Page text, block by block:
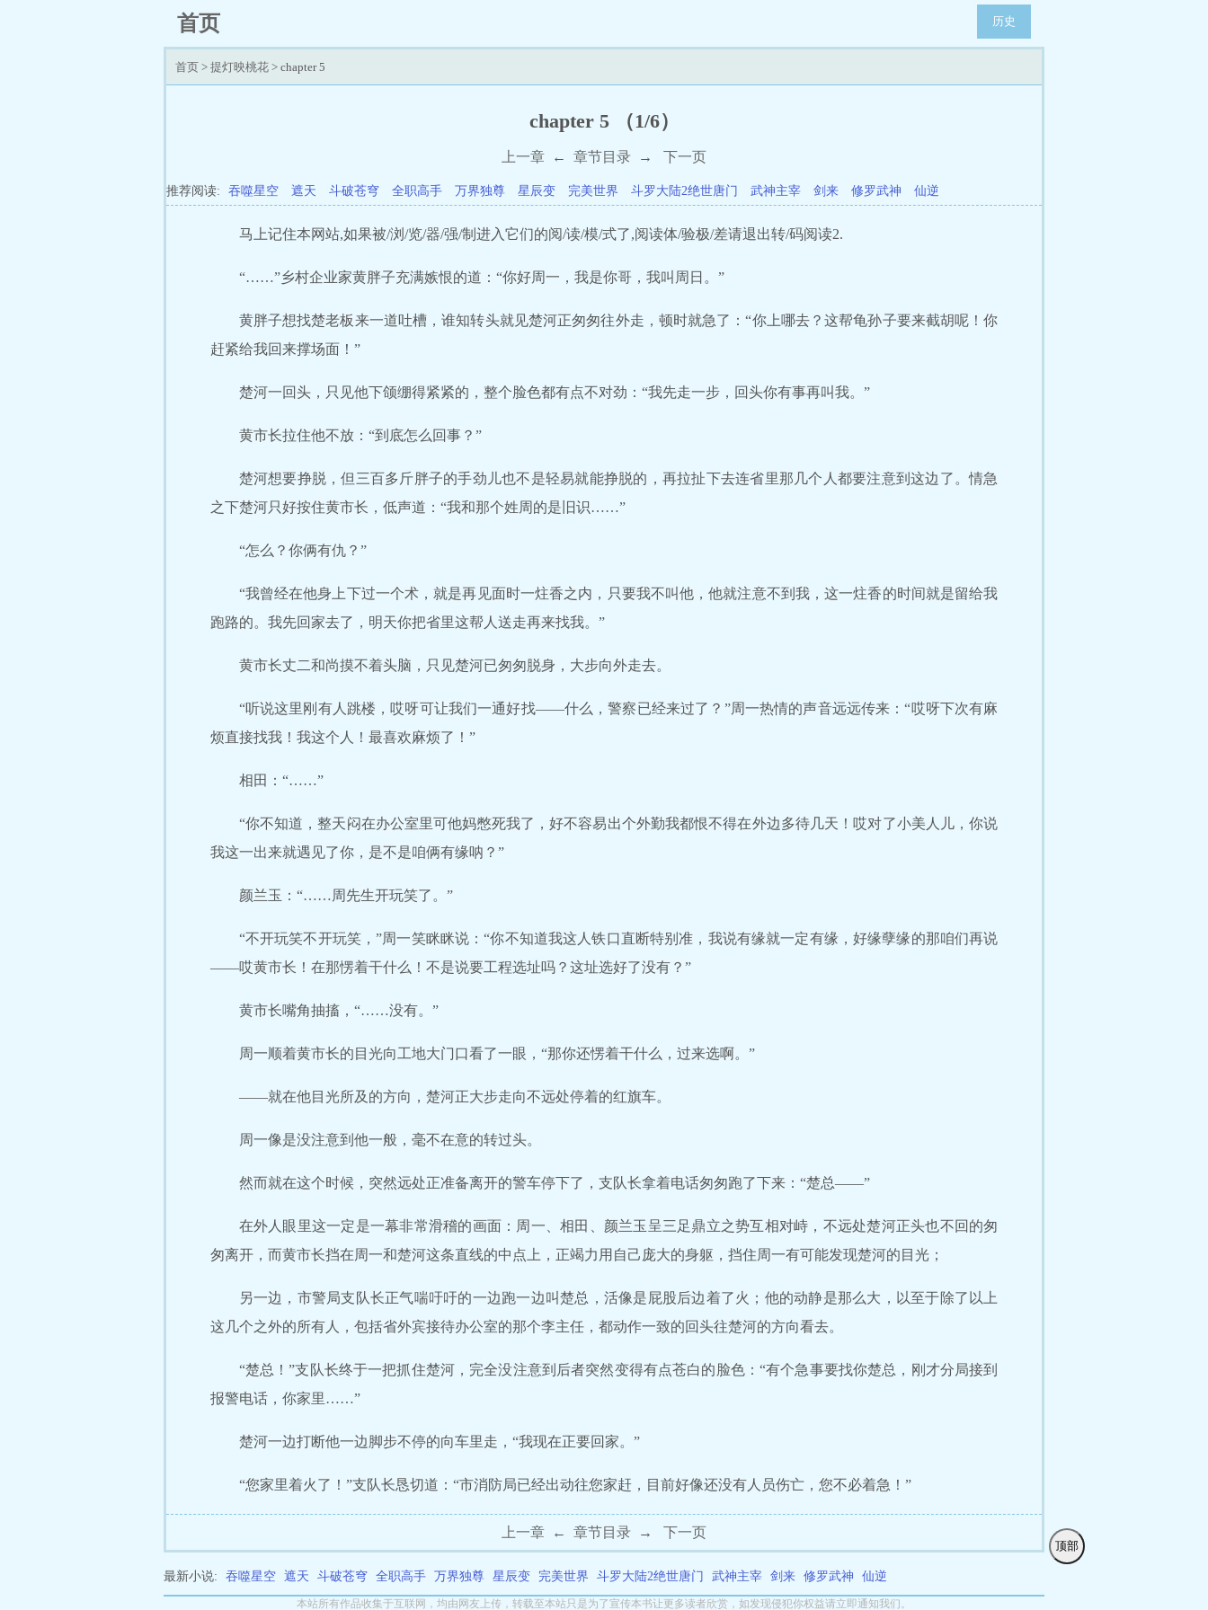
首页 历史
首页 > 提灯映桃花 > chapter 5
chapter 5 （1/6）
上一章 ← 章节目录 → 下一页
推荐阅读: 吞噬星空 遮天 斗破苍穹 全职高手 万界独尊 星辰变 完美世界 斗罗大陆2绝世唐门 武神主宰 剑来 修罗武神 仙逆
马上记住本网站,如果被/浏/览/器/强/制进入它们的阅/读/模/式了,阅读体/验极/差请退出转/码阅读2.
“……”乡村企业家黄胖子充满嫉恨的道：“你好周一，我是你哥，我叫周日。”
黄胖子想找楚老板来一道吐槽，谁知转头就见楚河正匆匆往外走，顿时就急了：“你上哪去？这帮龟孙子要来截胡呢！你
赶紧给我回来撑场面！”
楚河一回头，只见他下颌绷得紧紧的，整个脸色都有点不对劲：“我先走一步，回头你有事再叫我。”
黄市长拉住他不放：“到底怎么回事？”
楚河想要挣脱，但三百多斤胖子的手劲儿也不是轻易就能挣脱的，再拉扯下去连省里那几个人都要注意到这边了。情急
之下楚河只好按住黄市长，低声道：“我和那个姓周的是旧识……”
“怎么？你俩有仇？”
“我曾经在他身上下过一个术，就是再见面时一炷香之内，只要我不叫他，他就注意不到我，这一炷香的时间就是留给我
跑路的。我先回家去了，明天你把省里这帮人送走再来找我。”
黄市长丈二和尚摸不着头脑，只见楚河已匆匆脱身，大步向外走去。
“听说这里刚有人跳楼，哎呀可让我们一通好找——什么，警察已经来过了？”周一热情的声音远远传来：“哎呀下次有麻
烦直接找我！我这个人！最喜欢麻烦了！”
相田：“……”
“你不知道，整天闷在办公室里可他妈憋死我了，好不容易出个外勤我都恨不得在外边多待几天！哎对了小美人儿，你说
我这一出来就遇见了你，是不是咱俩有缘呐？”
颜兰玉：“……周先生开玩笑了。”
“不开玩笑不开玩笑，”周一笑眯眯说：“你不知道我这人铁口直断特别准，我说有缘就一定有缘，好缘孽缘的那咱们再说
——哎黄市长！在那愣着干什么！不是说要工程选址吗？这址选好了没有？”
黄市长嘴角抽搐，“……没有。”
周一顺着黄市长的目光向工地大门口看了一眼，“那你还愣着干什么，过来选啊。”
——就在他目光所及的方向，楚河正大步走向不远处停着的红旗车。
周一像是没注意到他一般，毫不在意的转过头。
然而就在这个时候，突然远处正准备离开的警车停下了，支队长拿着电话匆匆跑了下来：“楚总——”
在外人眼里这一定是一幕非常滑稽的画面：周一、相田、颜兰玉呈三足鼎立之势互相对峙，不远处楚河正头也不回的匆
匆离开，而黄市长挡在周一和楚河这条直线的中点上，正竭力用自己庞大的身躯，挡住周一有可能发现楚河的目光；
另一边，市警局支队长正气喘吁吁的一边跑一边叫楚总，活像是屁股后边着了火；他的动静是那么大，以至于除了以上
这几个之外的所有人，包括省外宾接待办公室的那个李主任，都动作一致的回头往楚河的方向看去。
“楚总！”支队长终于一把抓住楚河，完全没注意到后者突然变得有点苍白的脸色：“有个急事要找你楚总，刚才分局接到
报警电话，你家里……”
楚河一边打断他一边脚步不停的向车里走，“我现在正要回家。”
“您家里着火了！”支队长恳切道：“市消防局已经出动往您家赶，目前好像还没有人员伤亡，您不必着急！”
上一章 ← 章节目录 → 下一页
最新小说: 吞噬星空 遮天 斗破苍穹 全职高手 万界独尊 星辰变 完美世界 斗罗大陆2绝世唐门 武神主宰 剑来 修罗武神 仙逆
顶部
本站所有作品收集于互联网，均由网友上传，转载至本站只是为了宣传本书让更多读者欣赏，如发现侵犯你权益请立即通知我们。